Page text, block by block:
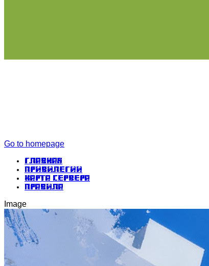
Go to homepage
Главная
Привилегии
Карта сервера
Правила
Image